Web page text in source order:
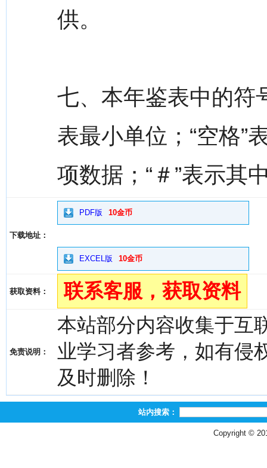
供。
七、本年鉴表中的符
表最小单位；“空格”
项数据；“＃”表示其
下载地址：
PDF版 10金币
EXCEL版 10金币
获取资料： 联系客服，获取资料
免责说明：
本站部分内容收集于互
业学习者参考，如有侵
及时删除！
站内搜索：
Copyright ©